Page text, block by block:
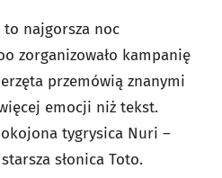
to najgorsza noc
zorganizowało kampanię
przemówią znanymi
emocji niż tekst.
tygrysica Nuri –
słonica Toto.